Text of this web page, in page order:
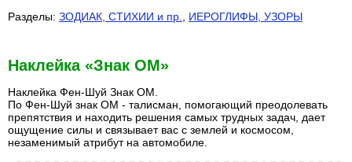
Разделы: ЗОДИАК, СТИХИИ и пр. ИЕРОГЛИФЫ, УЗОРЫ
Наклейка «Знак ОМ»
Наклейка Фен-Шуй Знак ОМ.
По Фен-Шуй знак ОМ - талисман, помогающий преодолевать
препятствия и находить решения самых трудных задач, дает
ощущение силы и связывает вас с землей и космосом,
незаменимый атрибут на автомобиле.